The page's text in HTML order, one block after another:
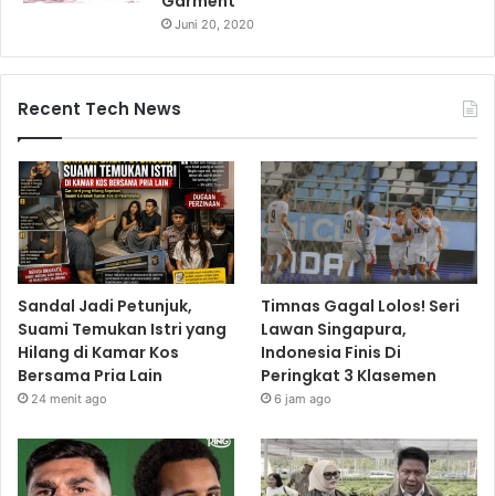
Juni 20, 2020
Recent Tech News
Sandal Jadi Petunjuk,
Suami Temukan Istri yang
Hilang di Kamar Kos
Bersama Pria Lain
24 menit ago
Timnas Gagal Lolos! Seri
Lawan Singapura,
Indonesia Finis Di
Peringkat 3 Klasemen
6 jam ago